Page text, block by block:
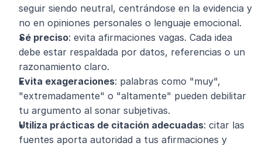
seguir siendo neutral, centrándose en la evidencia y
no en opiniones personales o lenguaje emocional.
Sé preciso: evita afirmaciones vagas. Cada idea
debe estar respaldada por datos, referencias o un
razonamiento claro.
Evita exageraciones: palabras como "muy",
"extremadamente" o "altamente" pueden debilitar
tu argumento al sonar subjetivas.
Utiliza prácticas de citación adecuadas: citar las
fuentes aporta autoridad a tus afirmaciones y